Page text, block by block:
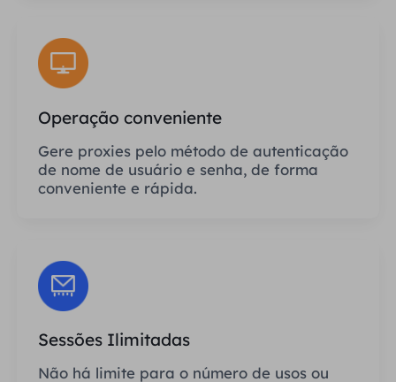
Operação conveniente
Gere proxies pelo método de autenticação
de nome de usuário e senha, de forma
conveniente e rápida.
Sessões Ilimitadas
Não há limite para o número de usos ou